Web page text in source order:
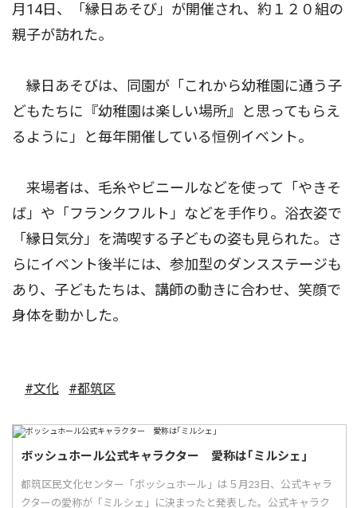
月14日、「縁日あそび」が開催され、約１２０組の
親子が訪れた。
縁日あそびは、同園が「これから幼稚園に通う子
どもたちに『幼稚園は楽しい場所』と思ってもらえ
るように」と毎年開催している恒例イベント。
来場者は、毛糸やビニールなどを使って「やきそ
ば」や「フランクフルト」などを手作り。浴衣姿で
「縁日気分」を満喫する子どもの姿も見られた。さ
らにイベント後半には、参加型のダンスステージも
あり、子どもたちは、講師の動きに合わせ、笑顔で
身体を動かした。
#文化 #都筑区
ボッシュホール公式キャラクター 愛称は｢ミルシェ｣
都筑区民文化センター「ボッシュホール」は５月23日、公式キャラ
クターの愛称が「ミルシェ」に決まったと発表した。公式キャラク